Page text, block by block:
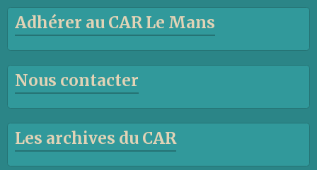
Adhérer au CAR Le Mans
Nous contacter
Les archives du CAR